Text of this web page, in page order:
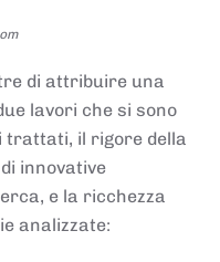
di attribuire una
lavori che si sono
trattati, il rigore della
innovative
e la ricchezza
analizzate: